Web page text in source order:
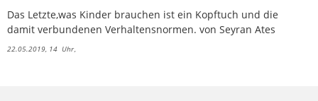
Das Letzte,was Kinder brauchen ist ein Kopftuch und die
damit verbundenen Verhaltensnormen. von Seyran Ates
22.05.2019, 14 Uhr